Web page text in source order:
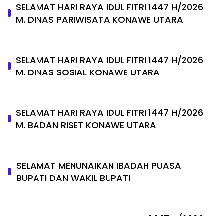
SELAMAT HARI RAYA IDUL FITRI 1447 H/2026
M. DINAS PARIWISATA KONAWE UTARA
SELAMAT HARI RAYA IDUL FITRI 1447 H/2026
M. DINAS SOSIAL KONAWE UTARA
SELAMAT HARI RAYA IDUL FITRI 1447 H/2026
M. BADAN RISET KONAWE UTARA
SELAMAT MENUNAIKAN IBADAH PUASA
BUPATI DAN WAKIL BUPATI